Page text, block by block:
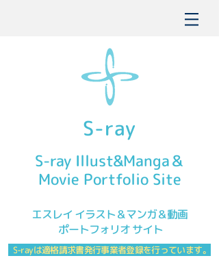
S-ray
S-ray Illust&Manga＆
Movie Portfolio Site
エスレイ イラスト＆マンガ＆動画
ポートフォリオ サイト
S-rayは適格請求書発行事業者登録を行っています。